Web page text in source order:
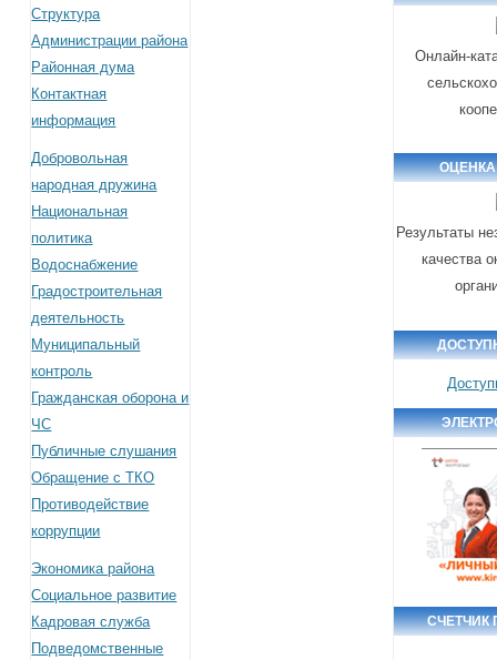
Структура
Администрации района
Районная дума
Контактная
информация
Добровольная
народная дружина
Национальная
политика
Водоснабжение
Градостроительная
деятельность
Муниципальный
контроль
Гражданская оборона и
ЧС
Публичные слушания
Обращение с ТКО
Противодействие
коррупции
Экономика района
Социальное развитие
Кадровая служба
Подведомственные
Онлайн-
Результаты
качества